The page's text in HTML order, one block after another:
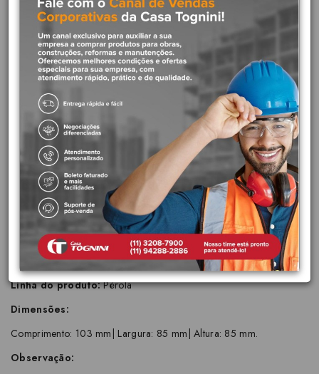
LANÇAMENTO REVESTIR 2024
Marca:Deca.
4900.CT64.GD.MT.
Cromado
Linha:Perola.
A renovação do clássico se apresenta nesta linha de metais,
inspirada em cada detalhe do universo da joalheria, em releitura
contemporânea. Inovando na composição de dois acabamentos:
matte e brilho.
Atributos:
Aplicação:Parede
Linha do produto:Pérola
Dimensões:
Comprimento: 103 mm| Largura: 85 mm| Altura: 85 mm.
Observação: